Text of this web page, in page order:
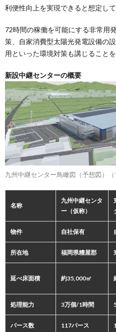
利便性向上を実現できると想定して
72時間の稼働を可能にする非常用
策、自家消費型太陽光発電設備の
用といった環境対策も講じることを
新設中継センターの概要
九州中継センター鳥瞰図（予想図）（
名称
九州中継センタ
ー（仮称）
物件 自社保有
所在地 福岡県糟屋郡
延べ床面積 約35,000㎡
処理能力 3万個/1時間
バース数 117バース